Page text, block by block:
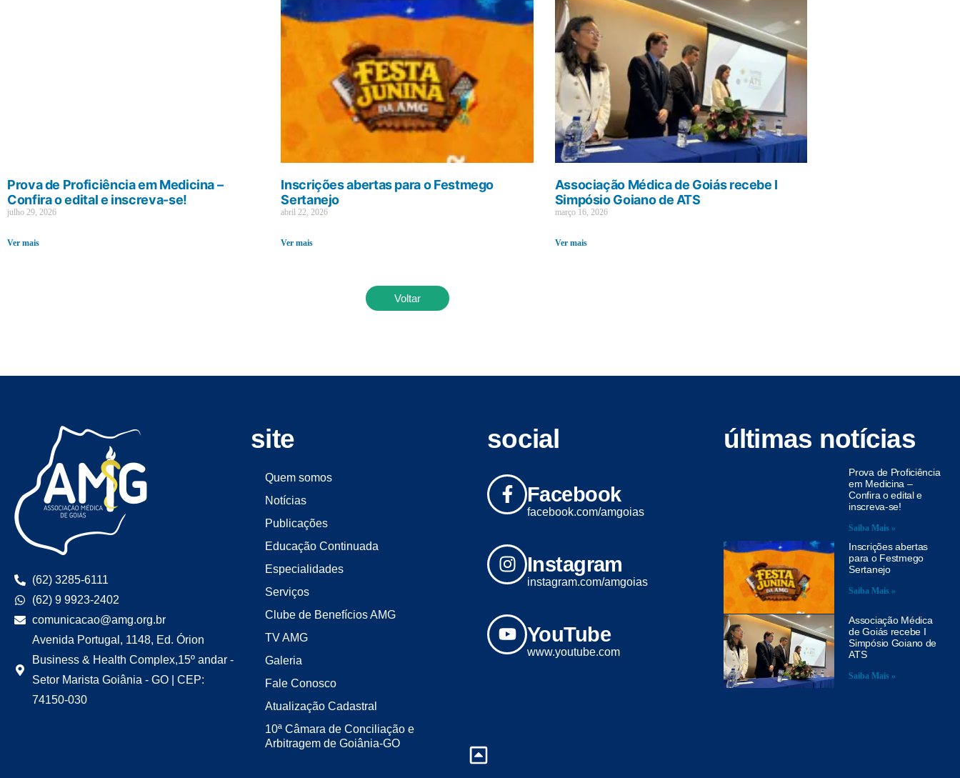
Prova de Proficiência em Medicina –
Confira o edital e inscreva-se!
julho 29, 2026
Ver mais
Inscrições abertas para o Festmego
Sertanejo
abril 22, 2026
Ver mais
Associação Médica de Goiás recebe I
Simpósio Goiano de ATS
março 16, 2026
Ver mais
Voltar
(62) 3285-6111
(62) 9 9923-2402
comunicacao@amg.org.br
Avenida Portugal, 1148, Ed. Órion
Business & Health Complex,15º andar -
Setor Marista Goiânia - GO | CEP:
74150-030
site
Quem somos
Notícias
Publicações
Educação Continuada
Especialidades
Serviços
Clube de Benefícios AMG
TV AMG
Galeria
Fale Conosco
Atualização Cadastral
10ª Câmara de Conciliação e
Arbitragem de Goiânia-GO
social
Facebook
facebook.com/amgoias
Instagram
instagram.com/amgoias
YouTube
www.youtube.com
últimas notícias
Prova de Proficiência
em Medicina –
Confira o edital e
inscreva-se!
Saiba Mais »
Inscrições abertas
para o Festmego
Sertanejo
Saiba Mais »
Associação Médica
de Goiás recebe I
Simpósio Goiano de
ATS
Saiba Mais »